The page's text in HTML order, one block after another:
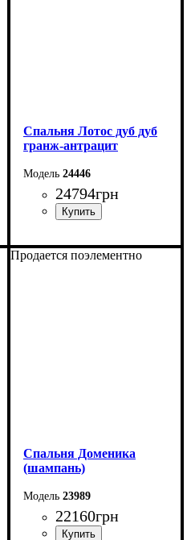
Спальня Лотоc дуб дуб
гранж-антрацит
24446
24794грн
Продается поэлементно
Спальня Доменика
(шампань)
23989
22160грн